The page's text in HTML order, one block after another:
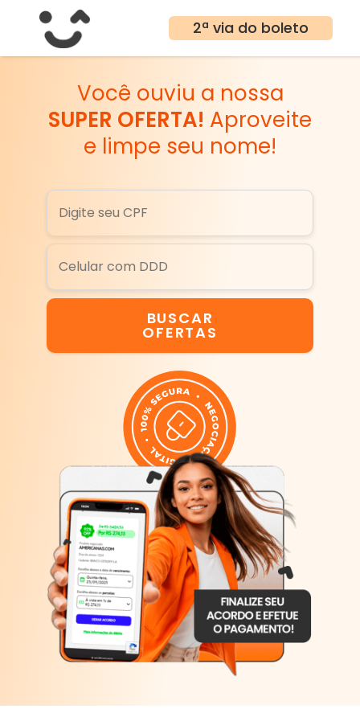
2ª via do boleto
Você ouviu a nossa
SUPER OFERTA! Aproveite
e limpe seu nome!
BUSCAR
OFERTAS